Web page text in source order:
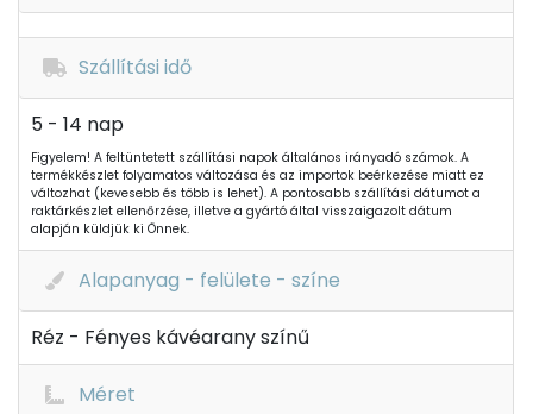
Szállítási idő
5 - 14 nap
Figyelem! A feltüntetett szállítási napok általános irányadó számok. A
termékkészlet folyamatos változása és az importok beérkezése miatt ez
változhat (kevesebb és több is lehet). A pontosabb szállítási dátumot a
raktárkészlet ellenőrzése, illetve a gyártó által visszaigazolt dátum
alapján küldjük ki Önnek.
Alapanyag - felülete - színe
Réz - Fényes kávéarany színű
Méret